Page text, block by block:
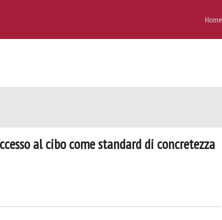
Home
al cibo come standard di concretezza